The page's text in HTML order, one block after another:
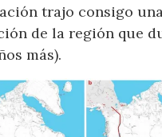
trajo consigo una
de la región que
más).